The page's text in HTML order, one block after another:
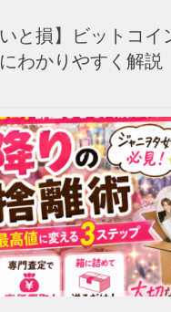
いと損】ビットコ
わかりやすく解説